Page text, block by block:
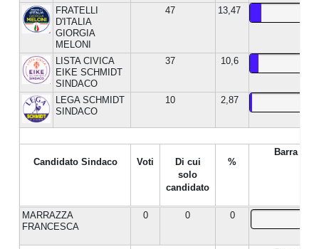
FRATELLI
D'ITALIA
GIORGIA
MELONI
47 13,47
LISTA CIVICA
EIKE SCHMIDT
SINDACO
37 10,6
LEGA SCHMIDT
SINDACO
10 2,87
Candidato Sindaco Voti
Di cui
solo
candidato
%
Barra %
MARRAZZA
FRANCESCA
0 0 0